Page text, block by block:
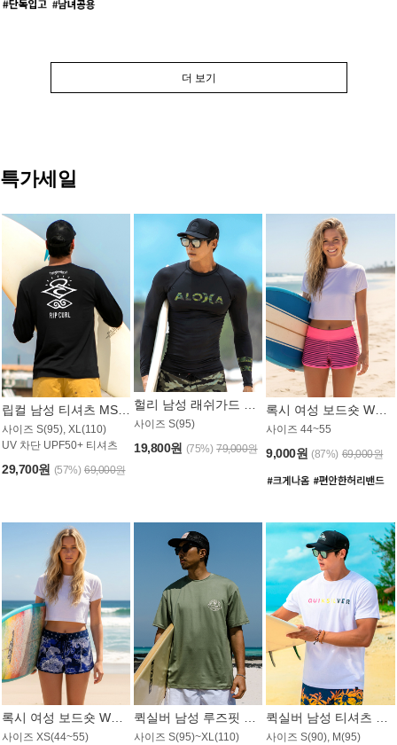
더 보기
특가세일
사이즈 S(95), XL(110)
UV 차단 UPF50+ 티셔츠
29,700원 (57%) 69,000원
사이즈 S(95)
19,800원 (75%) 79,000원
사이즈 44~55
9,000원 (87%) 69,000원
사이즈 XS(44~55) 사이즈 S(95)~XL(110) 사이즈 S(90), M(95)